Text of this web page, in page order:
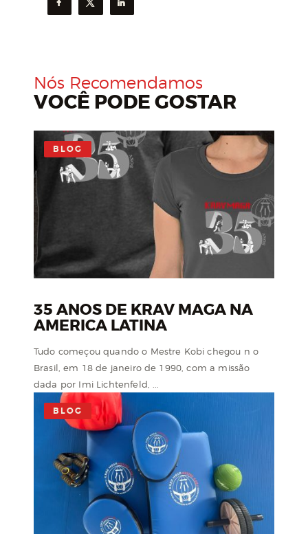
Nós Recomendamos
VOCÊ PODE GOSTAR
BLOG
35 ANOS DE KRAV MAGA NA
AMERICA LATINA
Tudo começou quando o Mestre Kobi chegou n o
Brasil, em 18 de janeiro de 1990, com a missão
dada por Imi Lichtenfeld, ...
BLOG